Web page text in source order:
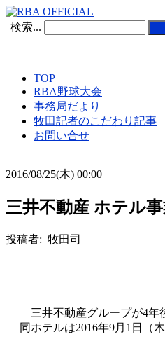
検索...
TOP
RBA野球大会
事務局だより
牧田記者のこだわり記事
お問い合せ
2016/08/25(木) 00:00
三井不動産 ホテル
投稿者: 牧田司
三井不動産グループが4年
同ホテルは2016年9月1日（